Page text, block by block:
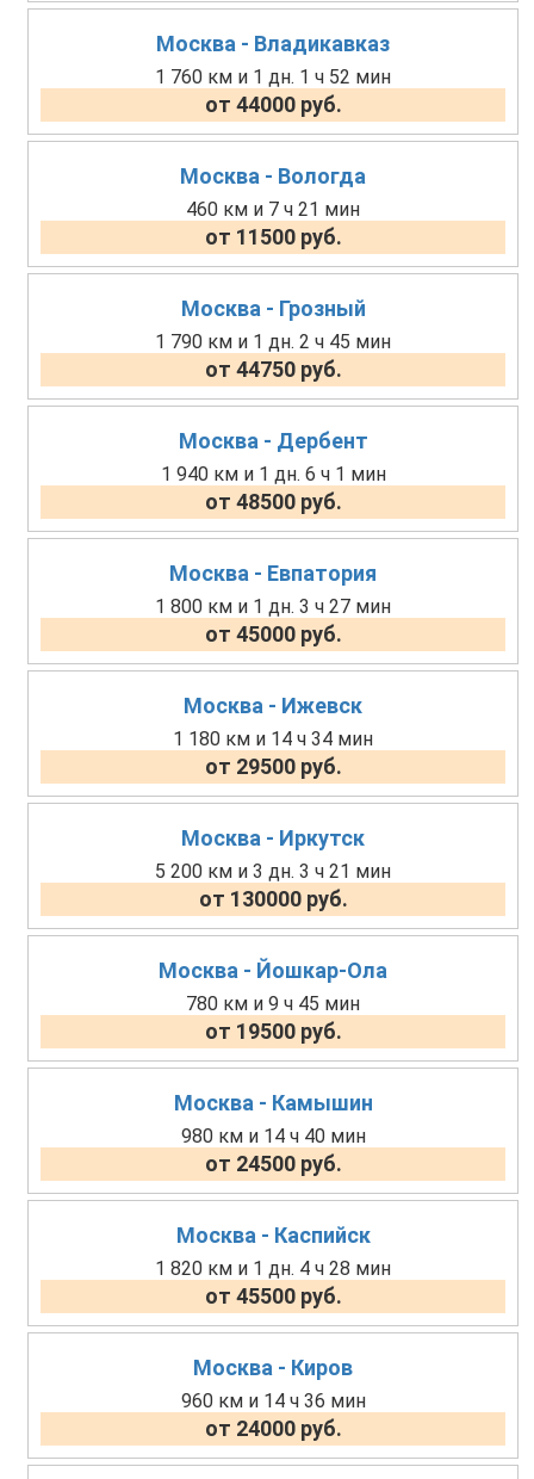
Москва - Владикавказ
1 760 км и 1 дн. 1 ч 52 мин
от 44000 руб.
Москва - Вологда
460 км и 7 ч 21 мин
от 11500 руб.
Москва - Грозный
1 790 км и 1 дн. 2 ч 45 мин
от 44750 руб.
Москва - Дербент
1 940 км и 1 дн. 6 ч 1 мин
от 48500 руб.
Москва - Евпатория
1 800 км и 1 дн. 3 ч 27 мин
от 45000 руб.
Москва - Ижевск
1 180 км и 14 ч 34 мин
от 29500 руб.
Москва - Иркутск
5 200 км и 3 дн. 3 ч 21 мин
от 130000 руб.
Москва - Йошкар-Ола
780 км и 9 ч 45 мин
от 19500 руб.
Москва - Камышин
980 км и 14 ч 40 мин
от 24500 руб.
Москва - Каспийск
1 820 км и 1 дн. 4 ч 28 мин
от 45500 руб.
Москва - Киров
960 км и 14 ч 36 мин
от 24000 руб.